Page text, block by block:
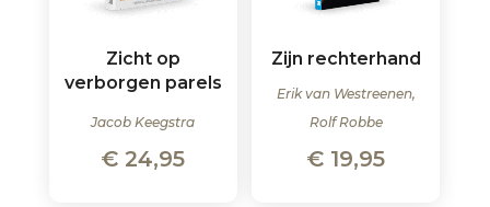
Zicht op
verborgen parels
Jacob Keegstra
€ 24,95
Zijn rechterhand
Erik van Westreenen,
Rolf Robbe
€ 19,95